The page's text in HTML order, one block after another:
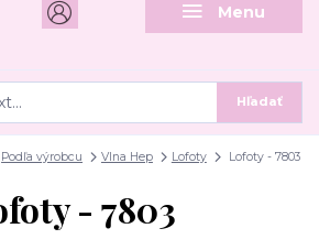
Menu
Hľadať
Podľa výrobcu Vlna Hep Lofoty Lofoty - 7803
- 7803